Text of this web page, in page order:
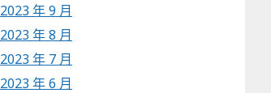
2023 年 9 月
2023 年 8 月
2023 年 7 月
2023 年 6 月